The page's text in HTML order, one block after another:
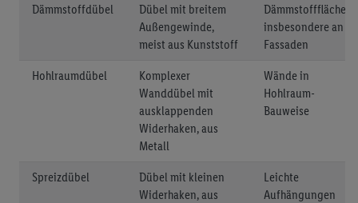
Dämmstoffdübel
Dübel mit breitem
Außengewinde,
meist aus Kunststoff
Dämmstoffflächen,
insbesondere an
Fassaden
Hohlraumdübel
Komplexer
Wanddübel mit
ausklappenden
Widerhaken, aus
Metall
Wände in
Hohlraum-
Bauweise
Spreizdübel
Dübel mit kleinen
Widerhaken, aus
Leichte
Aufhängungen